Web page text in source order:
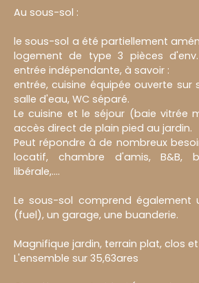
Au sous-sol :
le sous-sol a été partiellement
logement de type 3 pièces
entrée indépendante, à savoir :
entrée, cuisine équipée ouverte sur
salle d'eau, WC séparé.
Le cuisine et le séjour (baie vitrée
accès direct de plain pied au jardin.
Peut répondre à de nombreux
locatif, chambre d'amis, B&B,
libérale,....
Le sous-sol comprend également
(fuel), un garage, une buanderie.
Magnifique jardin, terrain plat, clos
L'ensemble sur 35,63ares